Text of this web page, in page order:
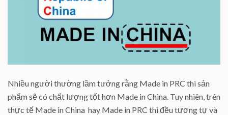
Nhiều người thường lầm tưởng rằng Made in PRC thì sản
phẩm sẽ có chất lượng tốt hơn Made in China. Tuy nhiên, trên
thực tế Made in China hay Made in PRC thì đều tương tự và